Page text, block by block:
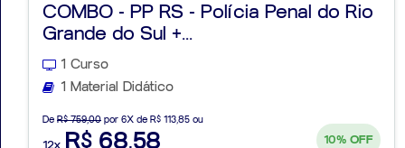
COMBO - PP RS - Polícia Penal do Rio
Grande do Sul +...
1 Curso
1 Material Didático
De R$ 759,00 por 6X de R$ 113,85 ou
12x R$ 68,58 10% OFF